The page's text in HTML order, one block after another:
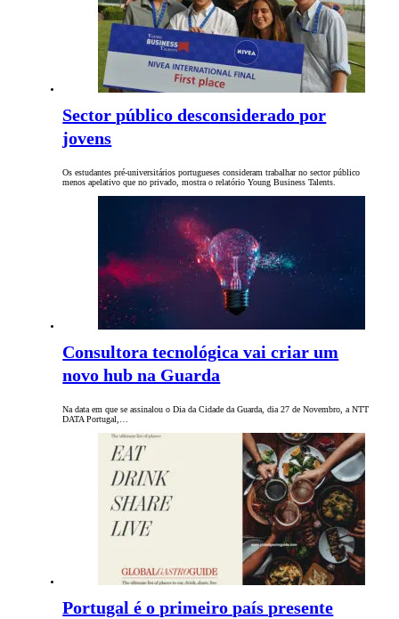
Sector público desconsiderado por
jovens
Os estudantes pré-universitários portugueses consideram trabalhar no sector público
menos apelativo que no privado, mostra o relatório Young Business Talents.
Consultora tecnológica vai criar um
novo hub na Guarda
Na data em que se assinalou o Dia da Cidade da Guarda, dia 27 de Novembro, a NTT
DATA Portugal,…
Portugal é o primeiro país presente